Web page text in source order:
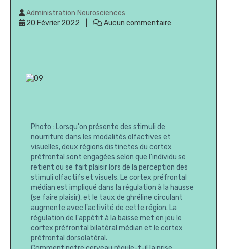
Administration Neurosciences
20 Février 2022
Aucun commentaire
Photo : Lorsqu'on présente des stimuli de
nourriture dans les modalités olfactives et
visuelles, deux régions distinctes du cortex
préfrontal sont engagées selon que l'individu se
retient ou se fait plaisir lors de la perception des
stimuli olfactifs et visuels. Le cortex préfrontal
médian est impliqué dans la régulation à la hausse
(se faire plaisir), et le taux de ghréline circulant
augmente avec l'activité de cette région. La
régulation de l'appétit à la baisse met en jeu le
cortex préfrontal bilatéral médian et le cortex
préfrontal dorsolatéral.